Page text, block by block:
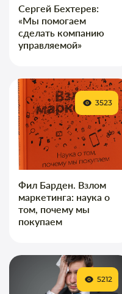
Сергей Бехтерев:
«Мы помогаем
сделать компанию
управляемой»
Фил Барден. Взлом
маркетинга: наука о
том, почему мы
покупаем
3523
5212